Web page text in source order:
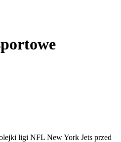
ligi NFL New York Jets przed